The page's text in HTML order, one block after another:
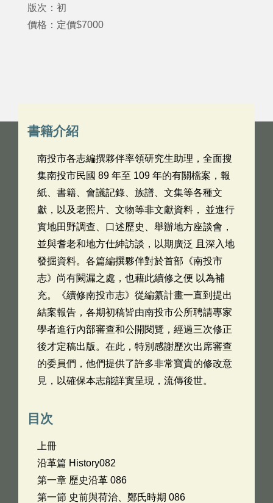
版次：初
價格：定價$7000
書籍介紹
南投市各志編撰夥伴率領研究生助理，全面搜
集南投市民國 89 年至 109 年的有關檔案，報
紙、書籍、會議記錄、族譜、文集等各種文
獻，以及老照片、文物等非文獻資料， 並進行
實地田野調查、口述歷史、舉辦地方座談會，
並與耆老和地方仕紳訪談，以期廣泛 且深入地
發掘資料。各篇編撰夥伴對於首部《南投市
志》尚有闕漏之處，也藉此續修之便 以為補
充。《續修南投市志》從編纂計畫一直到提出
結案報告，各期初稿皆由南投市公所聘請專家
學者進行內部審查和公開閱覽，經過三次修正
後才定稿出版。在此，特別感謝歷次出席審查
的委員們，他們提供了許多非常寶貴的修改意
見，以確保本志能詳實呈現，流傳後世。
目次
上冊
沿革篇 History082
第一章 歷史沿革 086
第一節 史前與荷治、鄭氏時期 086